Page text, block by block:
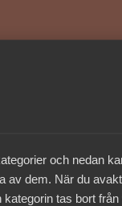
och nedan
av dem. När du
tas bort